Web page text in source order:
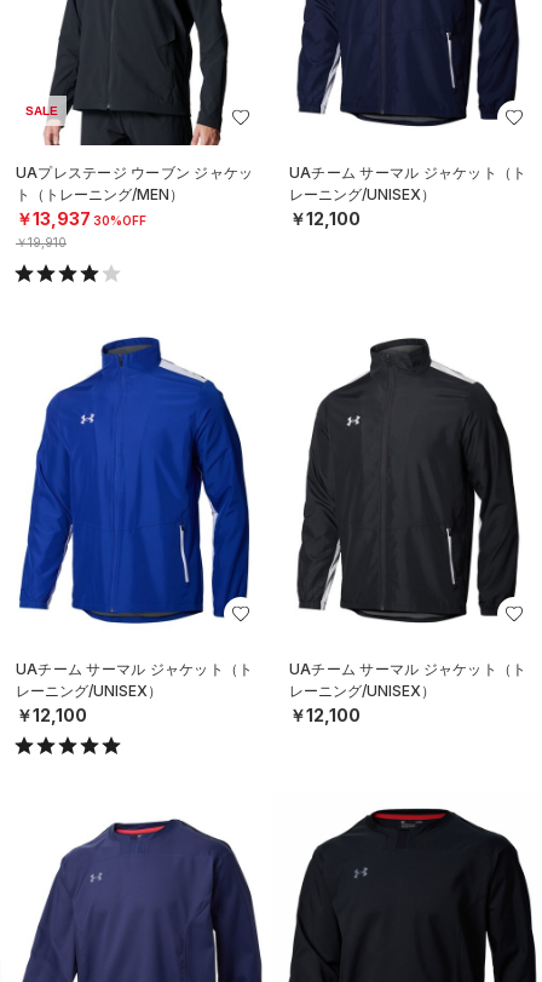
SALE
UAプレステージ ウーブン ジャケッ
ト（トレーニング/MEN）
￥13,937 30%OFF
￥19,910
UAチーム サーマル ジャケット（ト
レーニング/UNISEX）
￥12,100
UAチーム サーマル ジャケット（ト
レーニング/UNISEX）
￥12,100
UAチーム サーマル ジャケット（ト
レーニング/UNISEX）
￥12,100